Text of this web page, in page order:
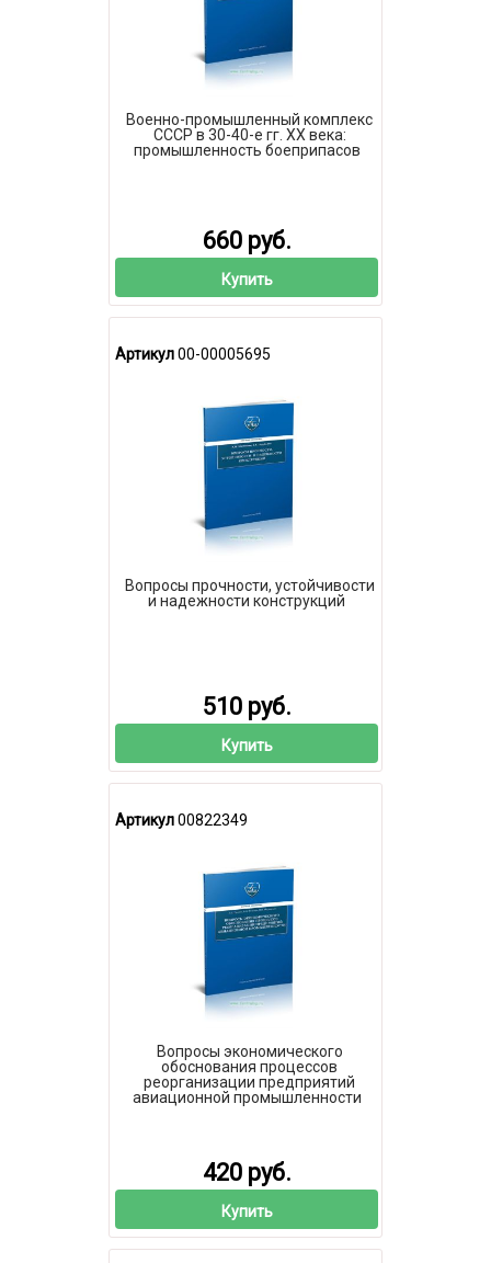
Военно-промышленный комплекс
СССР в 30-40-е гг. ХХ века:
промышленность боеприпасов
660 руб.
Купить
Артикул00-00005695
Вопросы прочности, устойчивости
и надежности конструкций
510 руб.
Купить
Артикул00822349
Вопросы экономического
обоснования процессов
реорганизации предприятий
авиационной промышленности
420 руб.
Купить